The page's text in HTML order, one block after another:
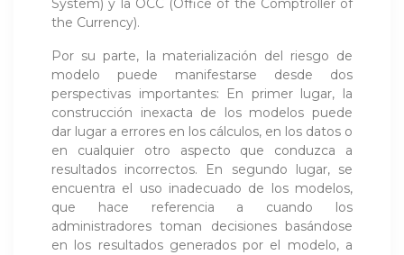
System) y la OCC (Office of the Comptroller of
the Currency).
Por su parte, la materialización del riesgo de
modelo puede manifestarse desde dos
perspectivas importantes: En primer lugar, la
construcción inexacta de los modelos puede
dar lugar a errores en los cálculos, en los datos o
en cualquier otro aspecto que conduzca a
resultados incorrectos. En segundo lugar, se
encuentra el uso inadecuado de los modelos,
que hace referencia a cuando los
administradores toman decisiones basándose
en los resultados generados por el modelo, a